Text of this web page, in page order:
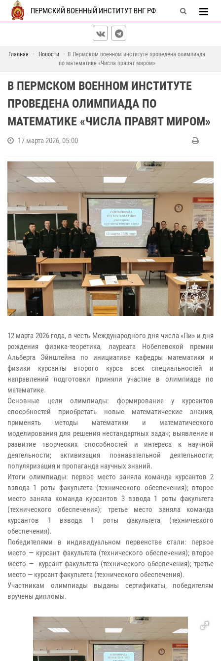
ПЕРМСКИЙ ВОЕННЫЙ ИНСТИТУТ ВНГ РФ
Главная Новости
В Пермском военном институте проведена олимпиада
по математике «Числа правят миром»
В ПЕРМСКОМ ВОЕННОМ ИНСТИТУТЕ
ПРОВЕДЕНА ОЛИМПИАДА ПО
МАТЕМАТИКЕ «ЧИСЛА ПРАВЯТ МИРОМ»
17 марта 2026, 05:00
12 марта 2026 года, в честь Международного дня числа «Пи» и дня
рождения физика-теоретика, лауреата Нобелевской премии
Альберта Эйнштейна по инициативе кафедры математики и
физики курсанты второго курса всех специальностей и
направлений подготовки приняли участие в олимпиаде по
математике.
Основные цели олимпиады: формирование у курсантов
способностей приобретать новые математические знания,
применять методы математики и математического
моделирования для решения нестандартных задач; выявление и
развитие творческих способностей и интереса к научной
деятельности; активизация познавательной деятельности;
популяризация и пропаганда научных знаний.
Итоги олимпиады: первое место заняла команда курсантов 2
взвода 1 роты факультета (технического обеспечения); второе
место заняла команда курсантов 3 взвода 1 роты факультета
(технического обеспечения); третье место заняла команда
курсантов 1 взвода 1 роты факультета (технического
обеспечения).
Победителями в индивидуальном первенстве стали: первое
место — курсант факультета (технического обеспечения); второе
место — курсант факультета (технического обеспечения); третье
место — курсант факультета (технического обеспечения).
Участникам олимпиады выданы сертификаты, победителям
вручены дипломы.